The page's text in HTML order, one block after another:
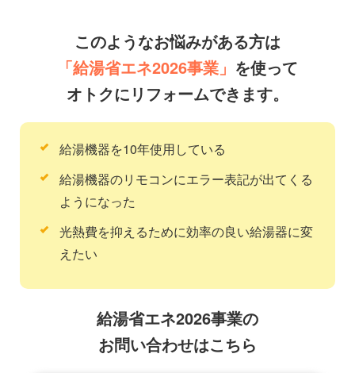
このようなお悩みがある方は
「給湯省エネ2026事業」 を使って
オトクにリフォームできます。
給湯機器を10年使用している
給湯機器のリモコンにエラー表記が出てくる
ようになった
光熱費を抑えるために効率の良い給湯器に変
えたい
給湯省エネ2026事業の
お問い合わせはこちら